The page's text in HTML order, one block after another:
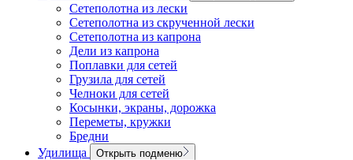
Сетеполотна из лески
Сетеполотна из скрученной лески
Сетеполотна из капрона
Дели из капрона
Поплавки для сетей
Грузила для сетей
Челноки для сетей
Косынки, экраны, дорожка
Переметы, кружки
Бредни
Удилища
Открыть подменю